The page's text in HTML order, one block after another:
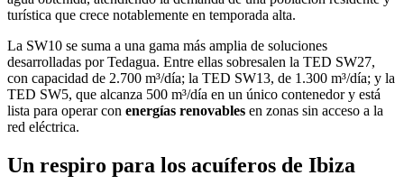
turística que crece notablemente en temporada alta.
La SW10 se suma a una gama más amplia de soluciones
desarrolladas por Tedagua. Entre ellas sobresalen la TED SW27,
con capacidad de 2.700 m³/día; la TED SW13, de 1.300 m³/día; y la
TED SW5, que alcanza 500 m³/día en un único contenedor y está
lista para operar con energías renovables en zonas sin acceso a la
red eléctrica.
Un respiro para los acuíferos de Ibiza